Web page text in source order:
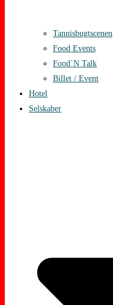
Tannisbugtscenen
Food Events
Food`N Talk
Billet / Event
Hotel
Selskaber